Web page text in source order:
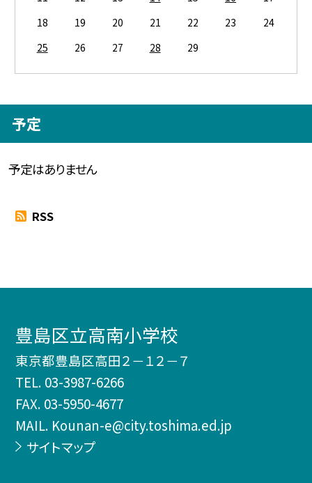
18
19 20 21 22 23
24
25
26 27 28 29
予定
予定はありません
RSS
豊島区立高南小学校
東京都豊島区高田２－１２－７
TEL. 03-3987-6266
FAX. 03-5950-4677
MAIL. Kounan-e@city.toshima.ed.jp
サイトマップ